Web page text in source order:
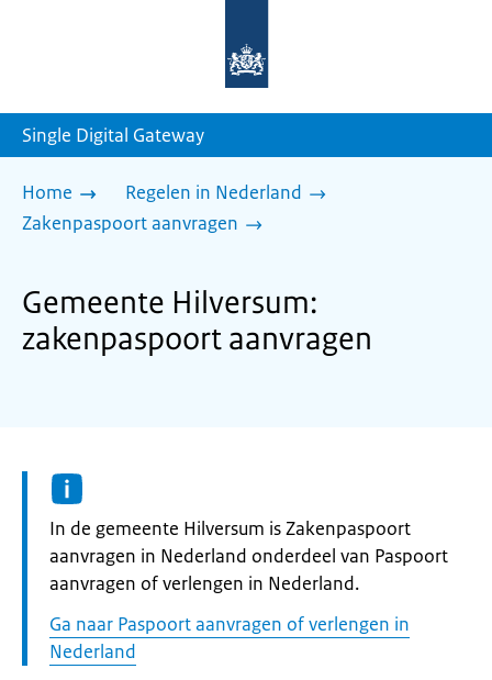
homepage
Single Digital Gateway
Home
Regelen in Nederland
Zakenpaspoort aanvragen
Gemeente Hilversum:
zakenpaspoort aanvragen
Informatie:
In de gemeente Hilversum is Zakenpaspoort
aanvragen in Nederland onderdeel van Paspoort
aanvragen of verlengen in Nederland.
Ga naar Paspoort aanvragen of verlengen in
Nederland